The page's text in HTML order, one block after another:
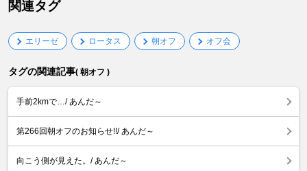
関連タグ
エリーゼ ロータス 朝オフ オフ会
タグの関連記事( 朝オフ )
手前2kmで…/ あんだ～
第266回朝オフのお知らせ!!/ あんだ～
向こう側が見えた。/ あんだ～